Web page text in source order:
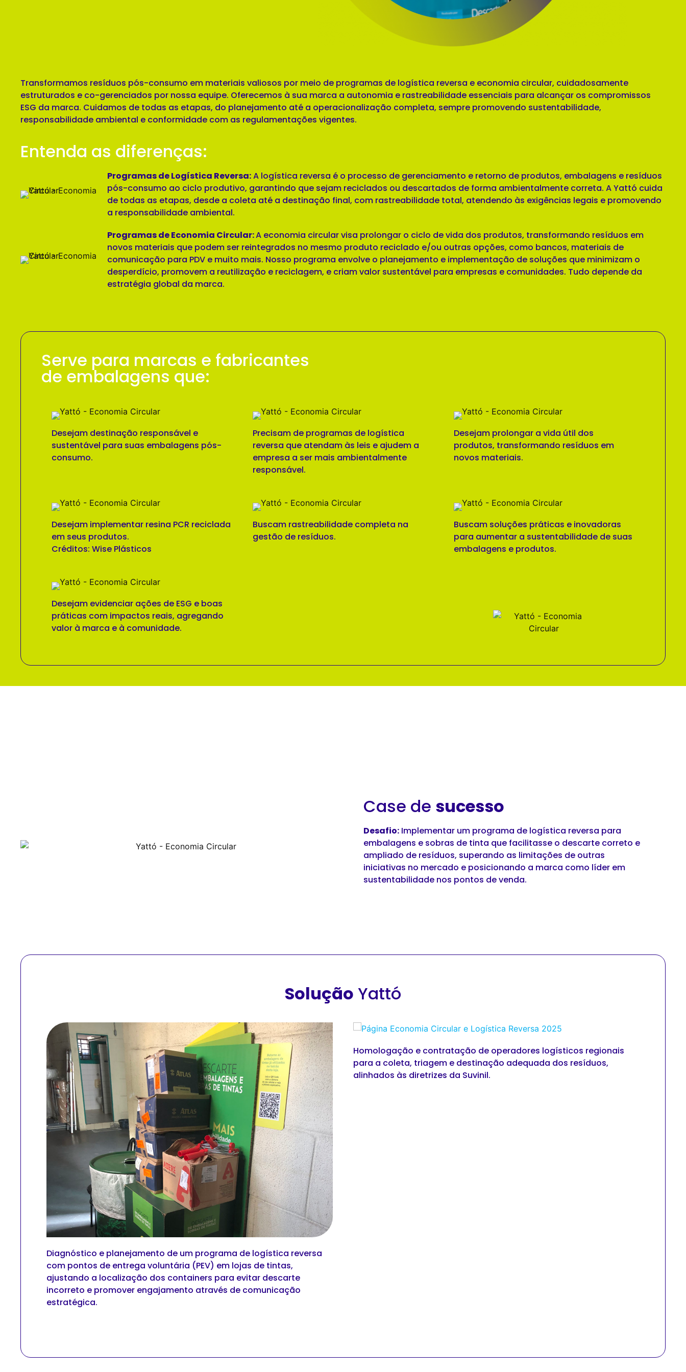
Transformamos resíduos pós-consumo em materiais valiosos por meio de programas de logística reversa e economia circular, cuidadosamente
estruturados e co-gerenciados por nossa equipe. Oferecemos à sua marca a autonomia e rastreabilidade essenciais para alcançar os compromissos
ESG da marca. Cuidamos de todas as etapas, do planejamento até a operacionalização completa, sempre promovendo sustentabilidade,
responsabilidade ambiental e conformidade com as regulamentações vigentes.
Entenda as diferenças:
Programas de Logística Reversa:A logística reversa é o processo de gerenciamento e retorno de produtos, embalagens e resíduos
pós-consumo ao ciclo produtivo, garantindo que sejam reciclados ou descartados de forma ambientalmente correta. A Yattó cuida
de todas as etapas, desde a coleta até a destinação final, com rastreabilidade total, atendendo às exigências legais e promovendo
a responsabilidade ambiental.
Programas de Economia Circular:A economia circular visa prolongar o ciclo de vida dos produtos, transformando resíduos em
novos materiais que podem ser reintegrados no mesmo produto reciclado e/ou outras opções, como bancos, materiais de
comunicação para PDV e muito mais. Nosso programa envolve o planejamento e implementação de soluções que minimizam o
desperdício, promovem a reutilização e reciclagem, e criam valor sustentável para empresas e comunidades. Tudo depende da
estratégia global da marca.
Serve para marcas e fabricantes
de embalagens que:
Desejam destinação responsável e
sustentável para suas embalagens pós-
consumo.
Precisam de programas de logística
reversa que atendam às leis e ajudem a
empresa a ser mais ambientalmente
responsável.
Desejam prolongar a vida útil dos
produtos, transformando resíduos em
novos materiais.
Desejam implementar resina PCR reciclada
em seus produtos.
Créditos: Wise Plásticos
Buscam rastreabilidade completa na
gestão de resíduos.
Buscam soluções práticas e inovadoras
para aumentar a sustentabilidade de suas
embalagens e produtos.
Desejam evidenciar ações de ESG e boas
práticas com impactos reais, agregando
valor à marca e à comunidade.
Case de sucesso
Desafio: Implementar um programa de logística reversa para
embalagens e sobras de tinta que facilitasse o descarte correto e
ampliado de resíduos, superando as limitações de outras
iniciativas no mercado e posicionando a marca como líder em
sustentabilidade nos pontos de venda.
Solução Yattó
Diagnóstico e planejamento de um programa de logística reversa
com pontos de entrega voluntária (PEV) em lojas de tintas,
ajustando a localização dos containers para evitar descarte
incorreto e promover engajamento através de comunicação
estratégica.
Homologação e contratação de operadores logísticos regionais
para a coleta, triagem e destinação adequada dos resíduos,
alinhados às diretrizes da Suvinil.